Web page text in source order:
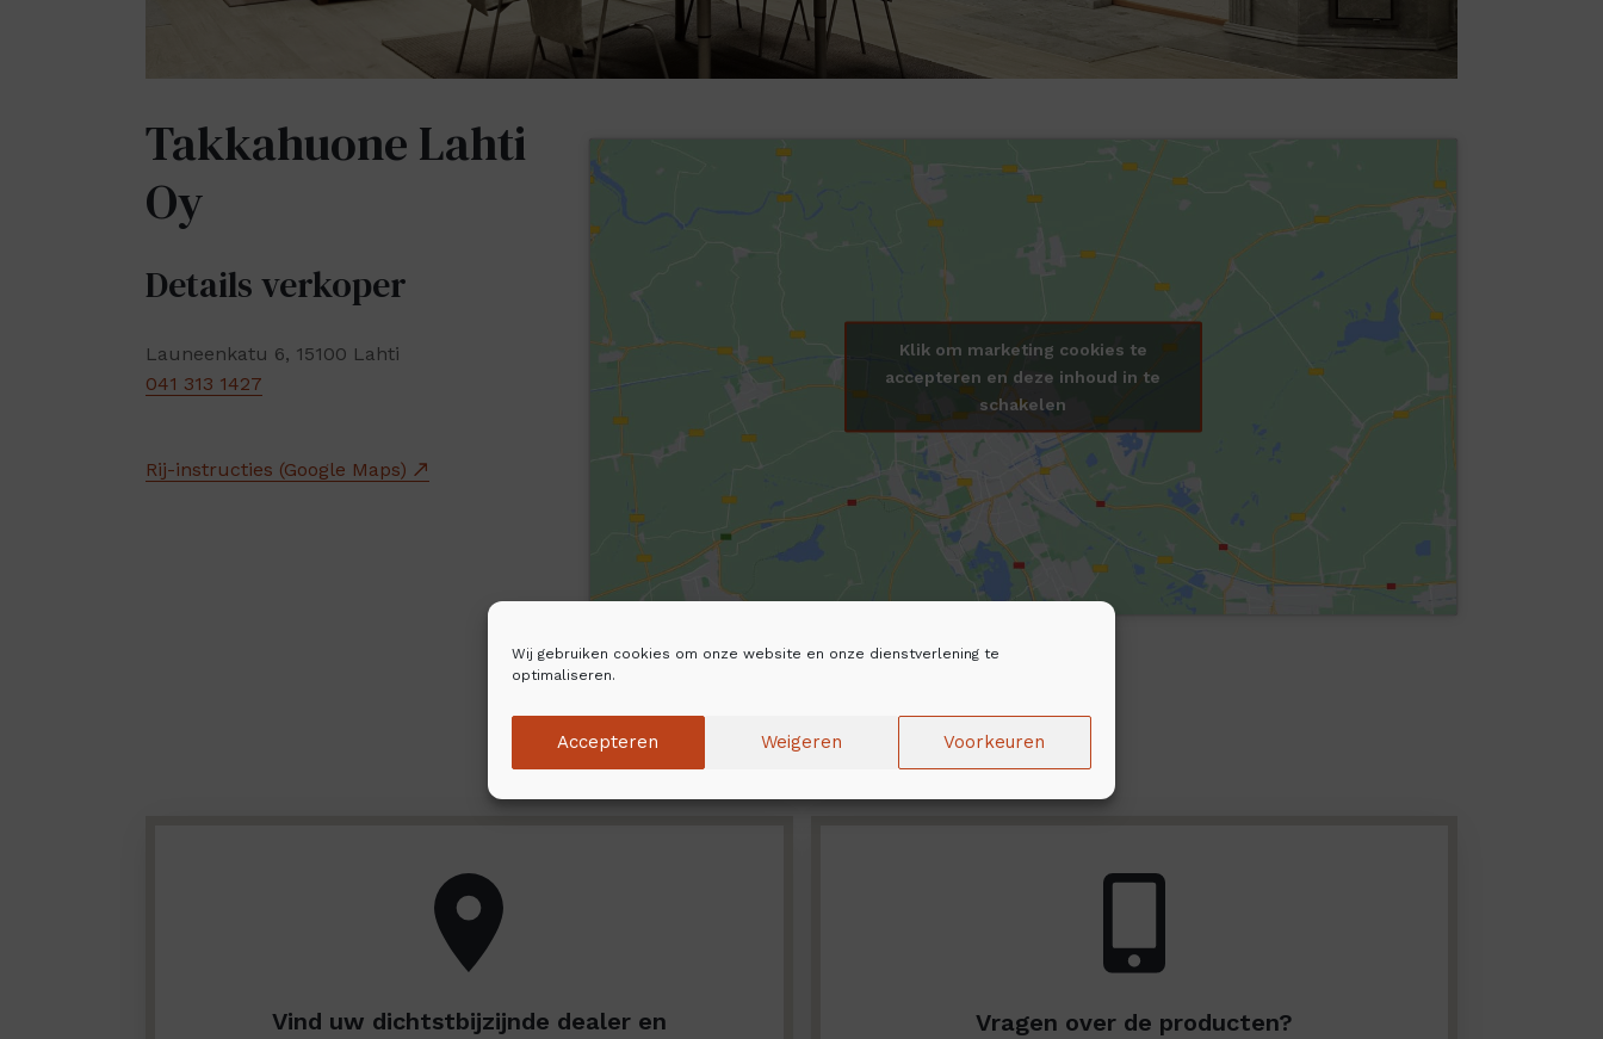
Wij gebruiken cookies om onze website en onze dienstverlening te
optimaliseren.
Accepteren Weigeren Voorkeuren
Takkahuone Lahti
Oy
Details verkoper
Launeenkatu 6, 15100 Lahti
041 313 1427
Rij-instructies (Google Maps)
Klik om marketing cookies te
accepteren en deze inhoud in te
schakelen
Vind uw dichtstbijzijnde dealer en
Vragen over de producten?